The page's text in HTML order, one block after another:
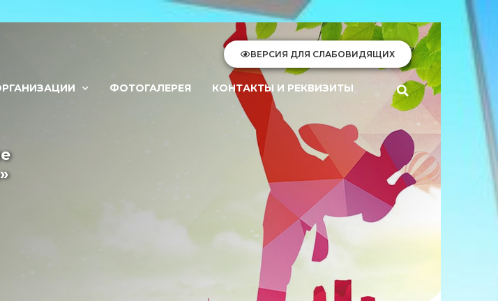
ВЕРСИЯ ДЛЯ СЛАБОВИДЯЩИХ
ФОТОГАЛЕРЕЯ КОНТАКТЫ И РЕКВИЗИТЫ